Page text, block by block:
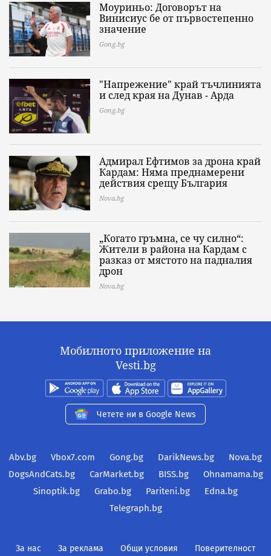
Моуриньо: Договорът на
Винисиус бе от първостепенно
значение
Gong.bg
"Напрежение" край тъчлинията
и след края на Дунав - Арда
Gong.bg
Адмирал Ефтимов за дрона край
Кардам: Няма преднамерени
действия срещу България
Nova.bg
„Когато гръмна, се чу силно“:
Жители в района на Кардам с
разказ от мястото на падналия
дрон
Nova.bg
Мобилното приложение на
Vesti.bg
Четете ни в Google News
Abv.bg Vbox7.com Gong.bg DarikNews.bg
Nova.bg
DogsAndCats.bg
CarMarket.bg BISS.bg
Ohnamama.bg
Sinoptik.bg
Grabo.bg Pariteni.bg
Edna.bg
Telegraph.bg
За нас За реклама Общи условия Поверителност